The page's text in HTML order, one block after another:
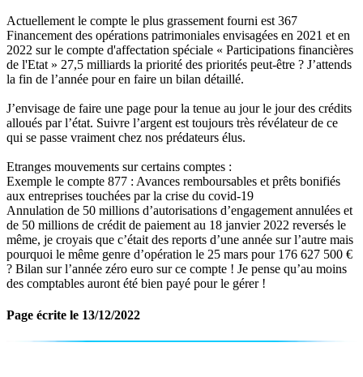
Actuellement le compte le plus grassement fourni est 367
Financement des opérations patrimoniales envisagées en 2021 et en
2022 sur le compte d'affectation spéciale « Participations financières
de l'Etat » 27,5 milliards la priorité des priorités peut-être ? J’attends
la fin de l’année pour en faire un bilan détaillé.
J’envisage de faire une page pour la tenue au jour le jour des crédits
alloués par l’état. Suivre l’argent est toujours très révélateur de ce
qui se passe vraiment chez nos prédateurs élus.
Etranges mouvements sur certains comptes :
Exemple le compte 877 : Avances remboursables et prêts bonifiés
aux entreprises touchées par la crise du covid-19
Annulation de 50 millions d’autorisations d’engagement annulées et
de 50 millions de crédit de paiement au 18 janvier 2022 reversés le
même, je croyais que c’était des reports d’une année sur l’autre mais
pourquoi le même genre d’opération le 25 mars pour 176 627 500 €
? Bilan sur l’année zéro euro sur ce compte ! Je pense qu’au moins
des comptables auront été bien payé pour le gérer !
Page écrite le 13/12/2022